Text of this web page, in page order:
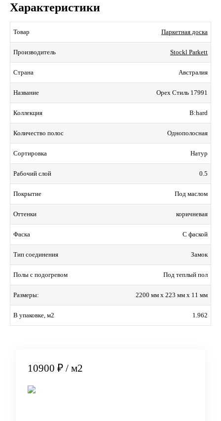
Характеристики
Товар Паркетная доска
Производитель Stockl Parkett
Страна Австралия
Название Орех Стиль 17991
Коллекция B:hard
Количество полос Однополосная
Сортировка Натур
Рабочий слой 0.5
Покрытие Под маслом
Оттенки коричневая
Фаска С фаской
Тип соединения Замок
Полы с подогревом Под теплый пол
Размеры: 2200 мм x 223 мм x 11 мм
В упаковке, м2 1.962
10900 ₽ / м2